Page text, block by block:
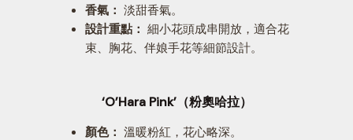
香氣： 淡甜香氣。
設計重點： 細小花頭成串開放，適合花
束、胸花、伴娘手花等細節設計。
‘O’Hara Pink’（粉奧哈拉）
顏色： 溫暖粉紅，花心略深。